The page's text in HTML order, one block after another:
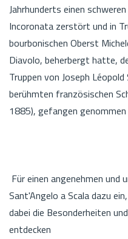
Jahrhunderts einen
Incoronata zerstört und in
bourbonischen Oberst
Diavolo, beherbergt hatte,
Truppen von Joseph
berühmten französischen
1885), gefangen genommen
Für einen angenehmen und
Sant'Angelo a Scala dazu
dabei die Besonderheiten
entdecken